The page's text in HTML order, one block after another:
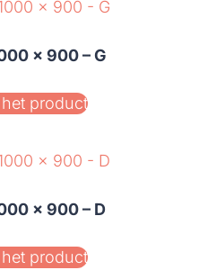
x 900 – G
product
x 900 – D
product